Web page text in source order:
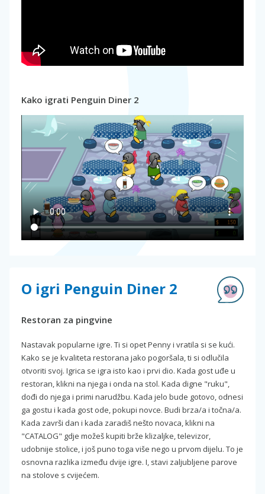
Kako igrati Penguin Diner 2
O igri Penguin Diner 2
Restoran za pingvine
Nastavak popularne igre. Ti si opet Penny i vratila si se kući.
Kako se je kvaliteta restorana jako pogoršala, ti si odlučila
otvoriti svoj. Igrica se igra isto kao i prvi dio. Kada gost uđe u
restoran, klikni na njega i onda na stol. Kada digne "ruku",
dođi do njega i primi narudžbu. Kada jelo bude gotovo, odnesi
ga gostu i kada gost ode, pokupi novce. Budi brza/a i točna/a.
Kada završi dan i kada zaradiš nešto novaca, klikni na
"CATALOG" gdje možeš kupiti brže klizaljke, televizor,
udobnije stolice, i još puno toga više nego u prvom dijelu. To je
osnovna razlika između dvije igre. I, stavi zaljubljene parove
na stolove s cvijećem.